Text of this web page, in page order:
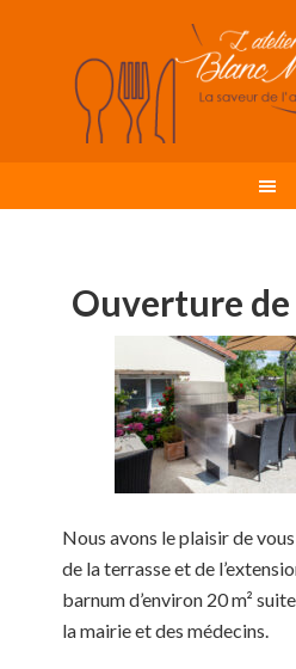
Ouverture de
Nous avons le plaisir de
de la terrasse et de
barnum d’environ 20 m²
la mairie et des